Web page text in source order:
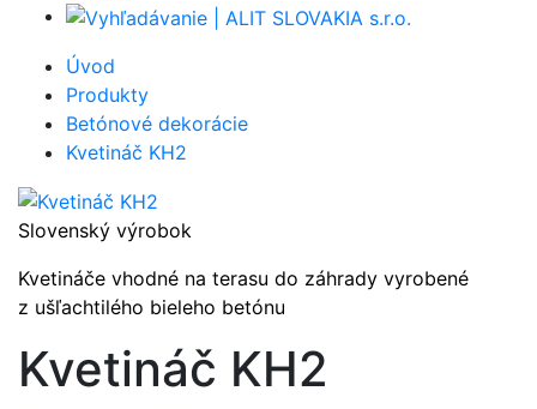
Úvod
Produkty
Betónové dekorácie
Kvetináč KH2
Slovenský výrobok
Kvetináče vhodné na terasu do záhrady vyrobené
z ušľachtilého bieleho betónu
Kvetináč KH2